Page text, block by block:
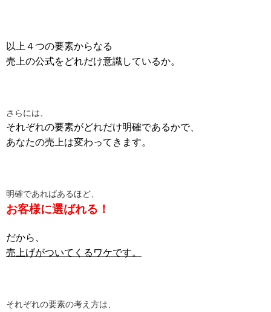
以上４つの要素からなる
売上の公式をどれだけ意識しているか。
さらには、
それぞれの要素がどれだけ明確であるかで、
あなたの売上は変わってきます。
明確であればあるほど、
お客様に選ばれる！
だから、
売上げがついてくるワケです。
それぞれの要素の考え方は、